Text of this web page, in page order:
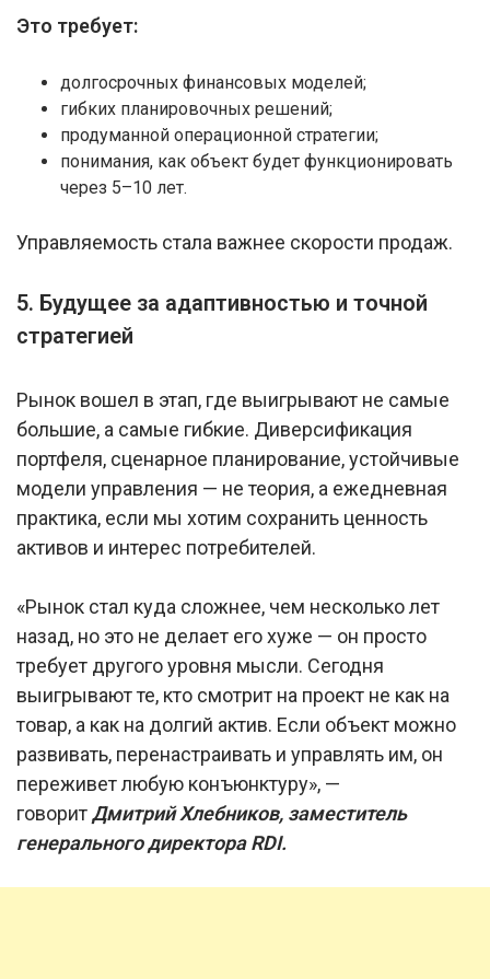
Это требует:
долгосрочных финансовых моделей;
гибких планировочных решений;
продуманной операционной стратегии;
понимания, как объект будет функционировать
через 5–10 лет.
Управляемость стала важнее скорости продаж.
5. Будущее за адаптивностью и точной
стратегией
Рынок вошел в этап, где выигрывают не самые
большие, а самые гибкие. Диверсификация
портфеля, сценарное планирование, устойчивые
модели управления — не теория, а ежедневная
практика, если мы хотим сохранить ценность
активов и интерес потребителей.
«Рынок стал куда сложнее, чем несколько лет
назад, но это не делает его хуже — он просто
требует другого уровня мысли. Сегодня
выигрывают те, кто смотрит на проект не как на
товар, а как на долгий актив. Если объект можно
развивать, перенастраивать и управлять им, он
переживет любую конъюнктуру», —
говоритДмитрий Хлебников, заместитель
генерального директора RDI.